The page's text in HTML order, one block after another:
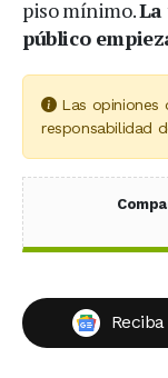
piso mínimo.La
público
Las opiniones
responsabilidad